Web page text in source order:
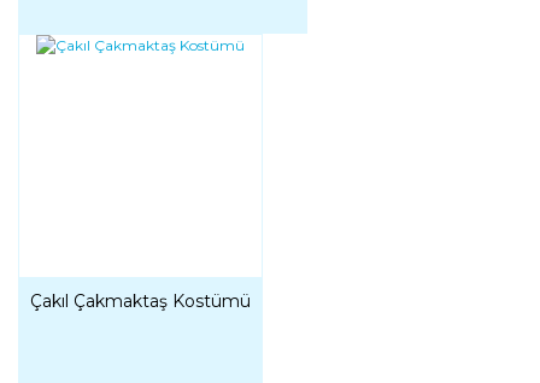
Çakıl Çakmaktaş Kostümü